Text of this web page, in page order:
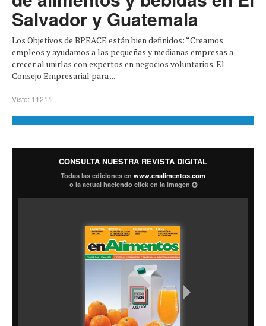
Salvador y Guatemala
Los Objetivos de BPEACE están bien definidos: “Creamos
empleos y ayudamos a las pequeñas y medianas empresas a
crecer al unirlas con expertos en negocios voluntarios. El
Consejo Empresarial para ...
Visto: 11211
CONSULTA NUESTRA REVISTA DIGITAL
Todas las ediciones en www.enalimentos.com
o la actual haciendo click en la imagen